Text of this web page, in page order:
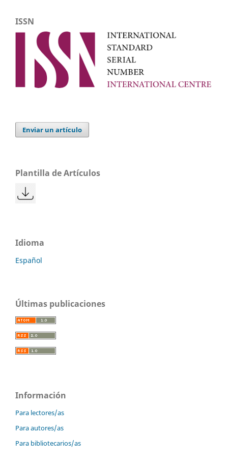
ISSN
Enviar un artículo
Plantilla de Artículos
Idioma
Español
Últimas publicaciones
Información
Para lectores/as
Para autores/as
Para bibliotecarios/as